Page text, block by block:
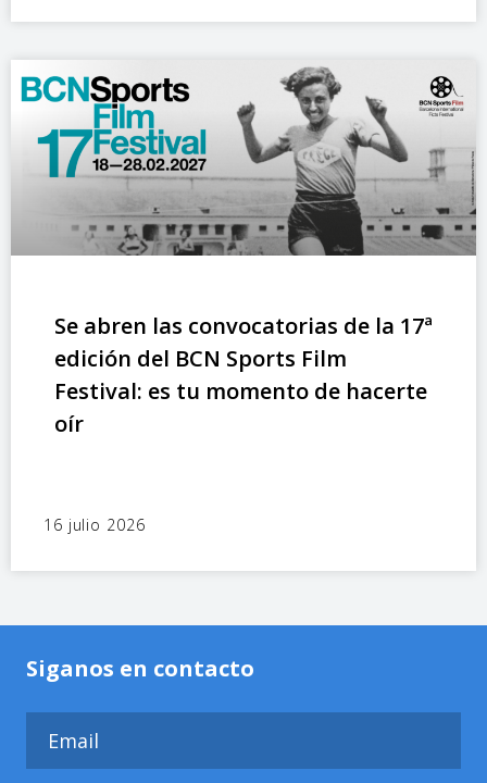
Se abren las convocatorias de la 17ª
edición del BCN Sports Film
Festival: es tu momento de hacerte
oír
16 julio 2026
Siganos en contacto